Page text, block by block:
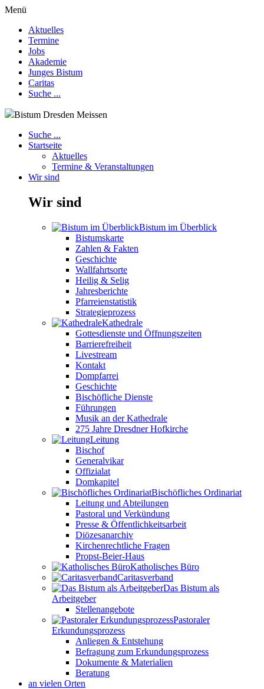
Menü
Aktuelles
Termine
Jobs
Akademie
Junges Bistum
Caritas
Suche ...
Bistum Dresden Meissen
Suche ...
Startseite
Aktuelles
Termine & Veranstaltungen
Wir sind
Wir sind
Bistum im Überblick
Bistumskarte
Zahlen & Fakten
Geschichte
Wallfahrtsorte
Heilig & Selig
Jahresberichte
Pfarreienstatistik
Strategieprozess
Kathedrale
Gottesdienste und Öffnungszeiten
Barrierefreiheit
Livestream
Kontakt
Dompfarrei
Geschichte
Bischöfliche Dienste
Führungen
Musik an der Kathedrale
275 Jahre Dresdner Hofkirche
Leitung
Bischof
Generalvikar
Offizialat
Domkapitel
Bischöfliches Ordinariat
Leitung und Abteilungen
Pastoral und Verkündung
Presse & Öffentlichkeitsarbeit
Diözesanarchiv
Kirchenrechtliche Fragen
Propst-Beier-Haus
Katholisches Büro
Caritasverband
Das Bistum als
Arbeitgeber
Stellenangebote
Pastoraler
Erkundungsprozess
Anliegen & Entstehung
Befragung zum Erkundungsprozess
Dokumente & Materialien
Beratung
an vielen Orten